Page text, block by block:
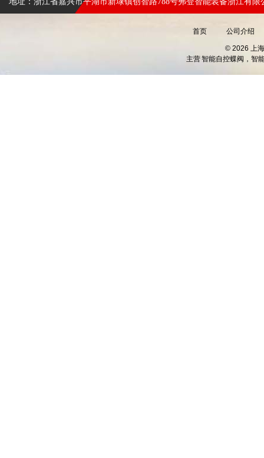
首页 公司介绍
© 2026 上
主营智能自控蝶阀，智